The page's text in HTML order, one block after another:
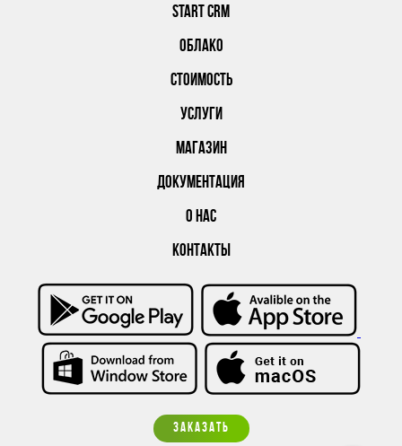
START CRM
ОБЛАКО
СТОИМОСТЬ
УСЛУГИ
МАГАЗИН
ДОКУМЕНТАЦИЯ
О НАС
КОНТАКТЫ
ЗАКАЗАТЬ